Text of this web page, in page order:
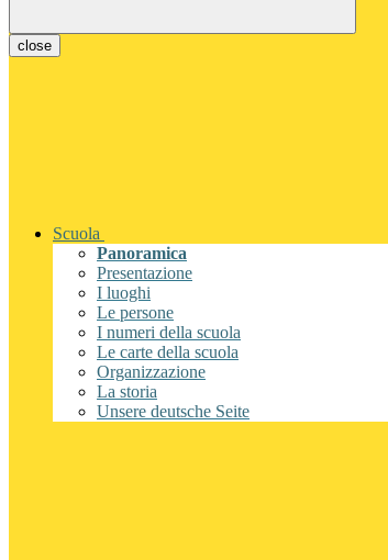
close
Scuola
Panoramica
Presentazione
I luoghi
Le persone
I numeri della scuola
Le carte della scuola
Organizzazione
La storia
Unsere deutsche Seite